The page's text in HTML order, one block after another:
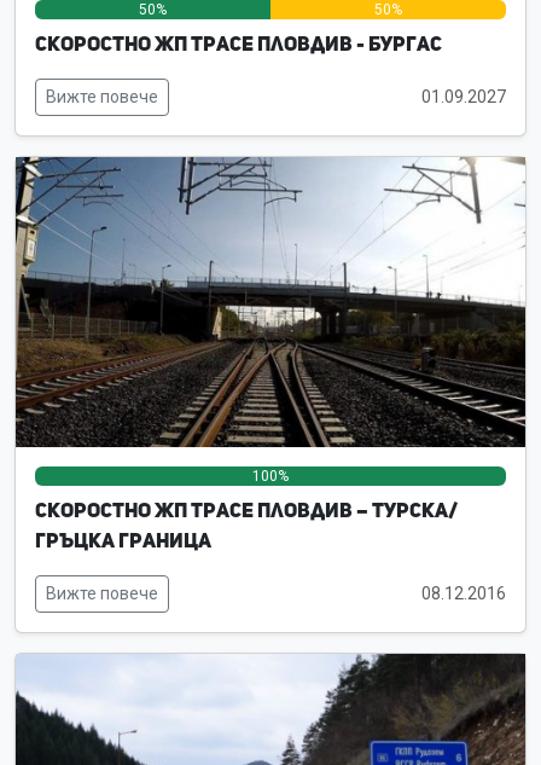
50% 50%
Скоростно жп трасе Пловдив - Бургас
Вижте повече 01.09.2027
100%
Скоростно жп трасе Пловдив – турска/
гръцка граница
Вижте повече 08.12.2016